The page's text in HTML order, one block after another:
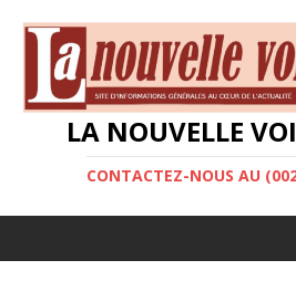
LA NOUVELLE
CONTACTEZ-NOUS AU